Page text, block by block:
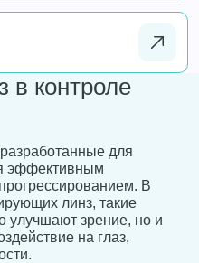
в контроле
для
эффективным
В
линз, такие
улучшают зрение, но и
на глаз,